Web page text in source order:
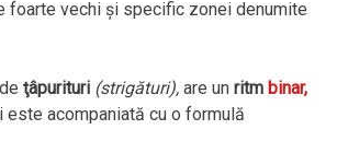
foarte vechi şi specific zonei denumite
ţâpurituri (strigături), are unritmbinar,
este acompaniată cu o formulă